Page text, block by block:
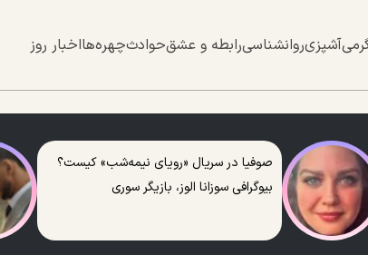
آشپزیروانشناسیرابطه و عشقحوادثچهره‌هااخبار روز
صوفیا در سریال «رویای نیمه‌شب» کیست؟
بیوگرافی سوزانا الوز، بازیگر سوری